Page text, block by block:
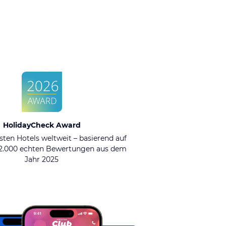
HolidayCheck Award
Hotels weltweit – basierend auf
echten Bewertungen aus dem
Jahr 2025